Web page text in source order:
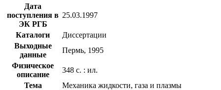
Дата
поступления в
ЭК РГБ
25.03.1997
Каталоги
Диссертации
Выходные
данные
Пермь, 1995
Физическое
описание
348 с. : ил.
Тема
Механика жидкости, газа и плазмы